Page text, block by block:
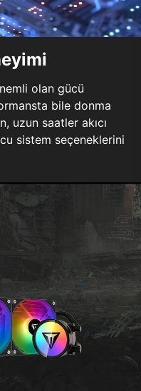
olan gücü
bile donma
uzun saatler akıcı
sistem seçeneklerini